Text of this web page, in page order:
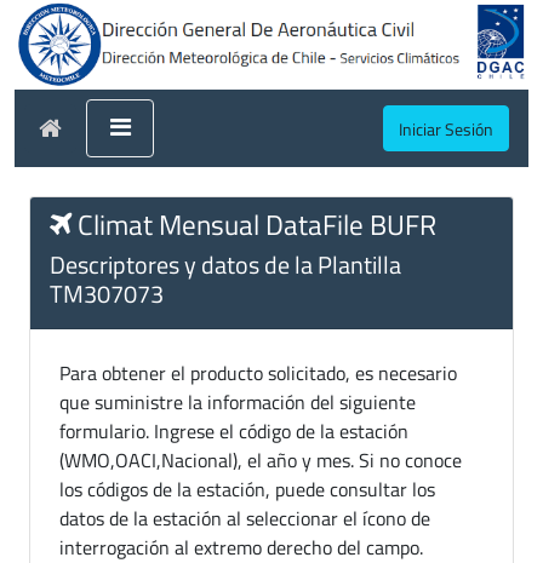
Iniciar Sesión
Climat Mensual DataFile BUFR
Descriptores y datos de la Plantilla
TM307073
Para obtener el producto solicitado, es necesario
que suministre la información del siguiente
formulario. Ingrese el código de la estación
(WMO,OACI,Nacional), el año y mes. Si no conoce
los códigos de la estación, puede consultar los
datos de la estación al seleccionar el ícono de
interrogación al extremo derecho del campo.